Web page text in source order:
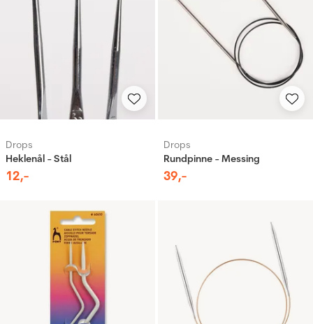
Drops
Heklenål - Stål
12,-
Drops
Rundpinne - Messing
39,-